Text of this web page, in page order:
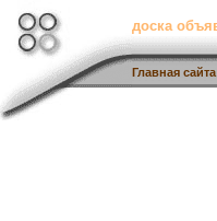
доска
Главная сайта